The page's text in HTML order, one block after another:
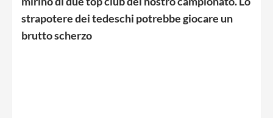
strapotere dei tedeschi potrebbe giocare un
brutto scherzo